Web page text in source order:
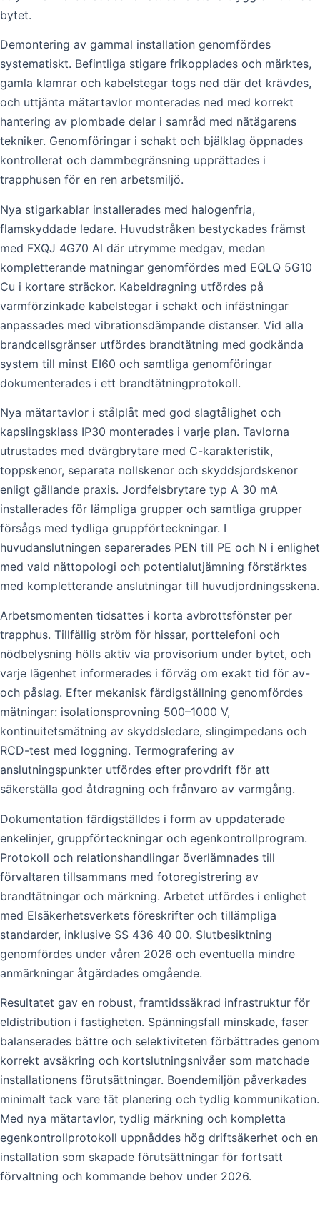
bytet.
Demontering av gammal installation genomfördes
systematiskt. Befintliga stigare frikopplades och märktes,
gamla klamrar och kabelstegar togs ned där det krävdes,
och uttjänta mätartavlor monterades ned med korrekt
hantering av plombade delar i samråd med nätägarens
tekniker. Genomföringar i schakt och bjälklag öppnades
kontrollerat och dammbegränsning upprättades i
trapphusen för en ren arbetsmiljö.
Nya stigarkablar installerades med halogenfria,
flamskyddade ledare. Huvudstråken bestyckades främst
med FXQJ 4G70 Al där utrymme medgav, medan
kompletterande matningar genomfördes med EQLQ 5G10
Cu i kortare sträckor. Kabeldragning utfördes på
varmförzinkade kabelstegar i schakt och infästningar
anpassades med vibrationsdämpande distanser. Vid alla
brandcellsgränser utfördes brandtätning med godkända
system till minst EI60 och samtliga genomföringar
dokumenterades i ett brandtätningprotokoll.
Nya mätartavlor i stålplåt med god slagtålighet och
kapslingsklass IP30 monterades i varje plan. Tavlorna
utrustades med dvärgbrytare med C-karakteristik,
toppskenor, separata nollskenor och skyddsjordskenor
enligt gällande praxis. Jordfelsbrytare typ A 30 mA
installerades för lämpliga grupper och samtliga grupper
försågs med tydliga gruppförteckningar. I
huvudanslutningen separerades PEN till PE och N i enlighet
med vald nättopologi och potentialutjämning förstärktes
med kompletterande anslutningar till huvudjordningsskena.
Arbetsmomenten tidsattes i korta avbrottsfönster per
trapphus. Tillfällig ström för hissar, porttelefoni och
nödbelysning hölls aktiv via provisorium under bytet, och
varje lägenhet informerades i förväg om exakt tid för av-
och påslag. Efter mekanisk färdigställning genomfördes
mätningar: isolationsprovning 500–1000 V,
kontinuitetsmätning av skyddsledare, slingimpedans och
RCD-test med loggning. Termografering av
anslutningspunkter utfördes efter provdrift för att
säkerställa god åtdragning och frånvaro av varmgång.
Dokumentation färdigställdes i form av uppdaterade
enkelinjer, gruppförteckningar och egenkontrollprogram.
Protokoll och relationshandlingar överlämnades till
förvaltaren tillsammans med fotoregistrering av
brandtätningar och märkning. Arbetet utfördes i enlighet
med Elsäkerhetsverkets föreskrifter och tillämpliga
standarder, inklusive SS 436 40 00. Slutbesiktning
genomfördes under våren 2026 och eventuella mindre
anmärkningar åtgärdades omgående.
Resultatet gav en robust, framtidssäkrad infrastruktur för
eldistribution i fastigheten. Spänningsfall minskade, faser
balanserades bättre och selektiviteten förbättrades genom
korrekt avsäkring och kortslutningsnivåer som matchade
installationens förutsättningar. Boendemiljön påverkades
minimalt tack vare tät planering och tydlig kommunikation.
Med nya mätartavlor, tydlig märkning och kompletta
egenkontrollprotokoll uppnåddes hög driftsäkerhet och en
installation som skapade förutsättningar för fortsatt
förvaltning och kommande behov under 2026.